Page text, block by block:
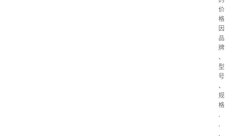
价
格
因
品
牌
、
型
号
、
规
格
.
.
.